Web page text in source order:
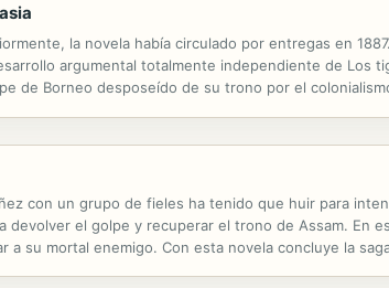
la novela había circulado por entregas en
argumental totalmente independiente de Los
de Borneo desposeído de su trono por el
con un grupo de fieles ha tenido que huir para
devolver el golpe y recuperar el trono de Assam. En
su mortal enemigo. Con esta novela concluye la